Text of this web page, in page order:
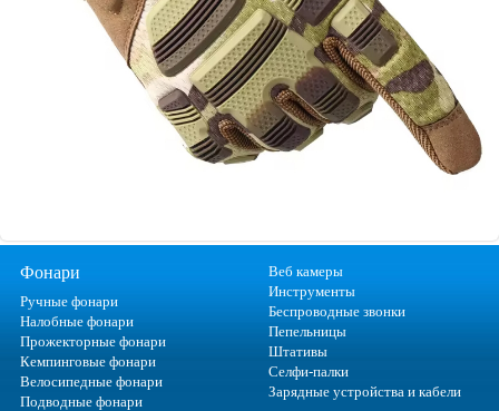
Фонари
Ручные фонари
Налобные фонари
Прожекторные фонари
Кемпинговые фонари
Велосипедные фонари
Подводные фонари
Веб камеры
Инструменты
Беспроводные звонки
Пепельницы
Штативы
Селфи-палки
Зарядные устройства и кабели